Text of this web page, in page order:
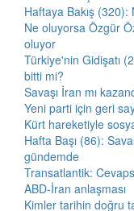
Haftaya Bakış
Ne oluyorsa Özgür
oluyor
Türkiye'nin Gidişatı
bitti mi?
Savaşı İran mı
Yeni parti için geri
Kürt hareketiyle
Hafta Başı (86):
gündemde
Transatlantik:
ABD-İran anlaşması
Kimler tarihin doğru